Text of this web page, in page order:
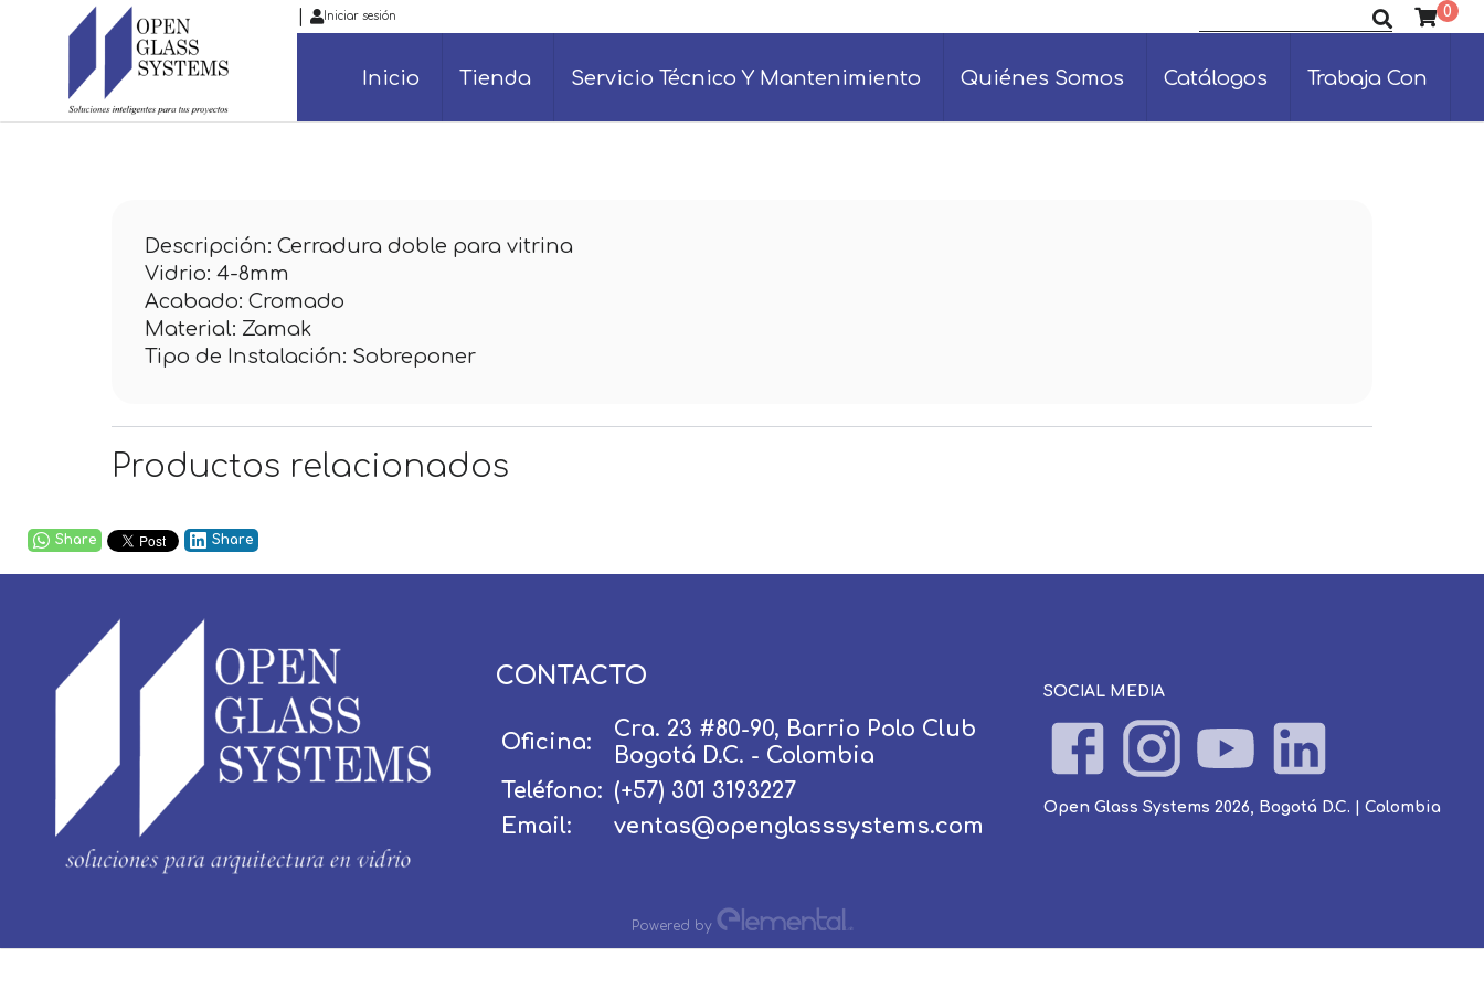
Iniciar sesión 0
Inicio Tienda Servicio Técnico Y Mantenimiento Quiénes Somos Catálogos Trabaja Con
Descripción: Cerradura doble para vitrina
Vidrio: 4-8mm
Acabado: Cromado
Material: Zamak
Tipo de Instalación: Sobreponer
Productos relacionados
Share Share
CONTACTO
Oficina:
Cra. 23 #80-90, Barrio Polo Club
Bogotá D.C. - Colombia
Teléfono: (+57) 301 3193227
Email:
ventas@openglasssystems.com
SOCIAL MEDIA
Open Glass Systems 2026, Bogotá D.C. | Colombia
Powered by
Usuario / Email:
Contraseña: